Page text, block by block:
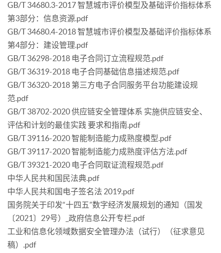
GB/T 34680.3-2017 智慧城市评价模型及基础评价指标体系
第3部分：信息资源.pdf
GB/T 34680.4-2018 智慧城市评价模型及基础评价指标体系
第4部分：建设管理.pdf
GB/T 36298-2018 电子合同订立流程规范.pdf
GB/T 36319-2018 电子合同基础信息描述规范.pdf
GB/T 36320-2018 第三方电子合同服务平台功能建设规
范.pdf
GB/T 38702-2020 供应链安全管理体系 实施供应链安全、
评估和计划的最佳实践 要求和指南.pdf
GB/T 39116-2020 智能制造能力成熟度模型.pdf
GB/T 39117-2020 智能制造能力成熟度评估方法.pdf
GB/T 39321-2020 电子合同取证流程规范.pdf
中华人民共和国民法典.pdf
中华人民共和国电子签名法 2019.pdf
国务院关于印发“十四五”数字经济发展规划的通知（国发
〔2021〕29号）_政府信息公开专栏.pdf
工业和信息化领域数据安全管理办法（试行）（征求意见
稿）.pdf